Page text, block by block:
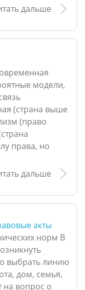
дальше
модели,
(страна выше
(право
права, но
дальше
акты
норм В
выбрать линию
дом, семья,
на вопрос о